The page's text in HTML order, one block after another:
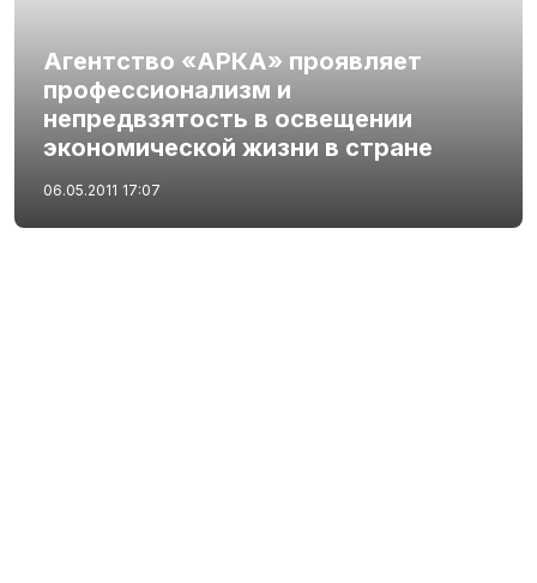
Агентство «АРКА» проявляет
профессионализм и
непредвзятость в освещении
экономической жизни в стране
06.05.2011 17:07